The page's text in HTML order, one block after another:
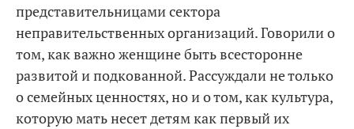
представительницами сектора
неправительственных организаций. Говорили о
том, как важно женщине быть всесторонне
развитой и подкованной. Рассуждали не только
о семейных ценностях, но и о том, как культура,
которую мать несет детям как первый их